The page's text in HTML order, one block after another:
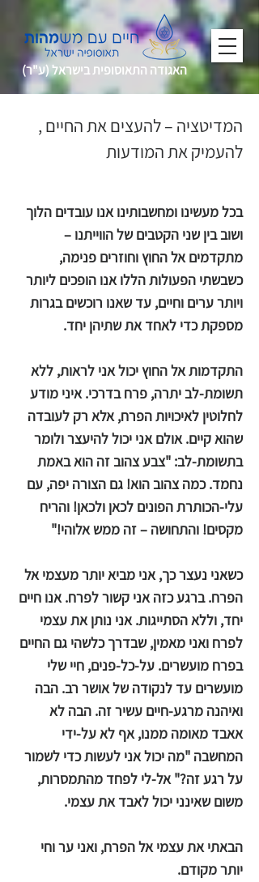
האגודה התאוסופית בישראל (ע"ר)
המדיטציה – להעצים את החיים ,
להעמיק את המודעות
בכל מעשינו ומחשבותינו אנו עובדים הלוך
ושוב בין שני הקטבים של הווייתנו –
מתקדמים אל החוץ וחוזרים פנימה,
כשבשתי הפעולות הללו אנו הופכים ליותר
ויותר ערים וחיים, עד שאנו רוכשים בגרות
מספקת כדי לאחד את שתיהן יחד.
התקדמות אל החוץ יכול אני לראות, ללא
תשומת-לב יתרה, פרח בדרכי. איני מודע
לחלוטין לאיכויות הפרח, אלא רק לעובדה
שהוא קיים. אולם אני יכול להיעצר ולומר
בתשומת-לב: "צבע צהוב זה הוא באמת
נחמד. כמה צהוב הוא! גם הצורה יפה, עם
עלי-הכותרת הפונים לכאן ולכאן! והריח
מקסים! והתחושה – זה ממש אלוהי!"
כשאני נעצר כך, אני מביא יותר מעצמי אל
הפרח. ברגע כזה אני קשור לפרח. אנו חיים
יחד, וללא הסתייגות. אני נותן את עצמי
לפרח ואני מאמין, שבדרך כלשהי גם החיים
בפרח מועשרים. על-כל-פנים, חיי שלי
מועשרים עד לנקודה של אושר רב. הבה
ואיהנה מרגע-חיים עשיר זה. הבה לא
אאבד מאומה ממנו, אף לא על-ידי
המחשבה "מה יכול אני לעשות כדי לשמור
על רגע זה?" אל-לי לפחד מהתמסרות,
משום שאינני יכול לאבד את עצמי.
הבאתי את עצמי אל הפרח, ואני ער וחי
יותר מקודם.